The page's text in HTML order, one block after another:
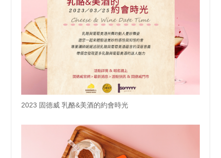
2023 固德威 乳酪&美酒的約會時光